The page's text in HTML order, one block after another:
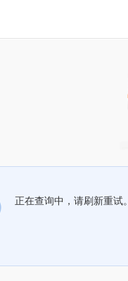
正在查询中，请刷新重试。